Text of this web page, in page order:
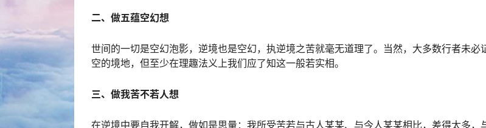
二、做五蕴空幻想
世间的一切是空幻泡影，逆境也是空幻，执逆境之苦就毫无道理了。当然，大多数行者未必
空的境地，但至少在理趣法义上我们应了知这一般若实相。
三、做我苦不若人想
在逆境中要自我开解，做如是思量：我所受苦若与古人某某、与今人某某相比，差得太多，